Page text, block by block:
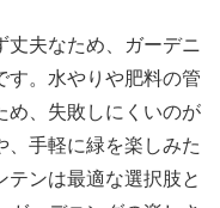
丈夫なため、ガーデニ
す。水やりや肥料の管
め、失敗しにくいのが
、手軽に緑を楽しみた
テンは最適な選択肢と